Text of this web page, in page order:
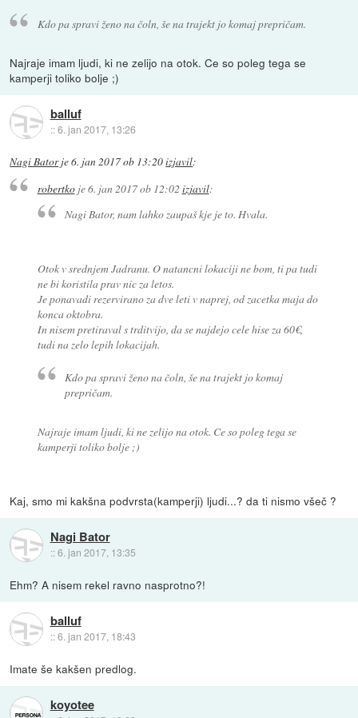
Kdo pa spravi ženo na čoln, še na trajekt jo komaj prepričam.
Najraje imam ljudi, ki ne zelijo na otok. Ce so poleg tega se
kamperji toliko bolje ;)
balluf
::6. jan 2017, 13:26
Nagi Batorje6. jan 2017 ob 13:20izjavil:
robertkoje6. jan 2017 ob 12:02 izjavil:
Nagi Bator, nam lahko zaupaš kje je to. Hvala.
Otok v srednjem Jadranu. O natancni lokaciji ne bom, ti pa tudi
ne bi koristila prav nic za letos.
Je ponavadi rezervirano za dve leti v naprej, od zacetka maja do
konca oktobra.
In nisem pretiraval s trditvijo, da se najdejo cele hise za 60€,
tudi na zelo lepih lokacijah.
Kdo pa spravi ženo na čoln, še na trajekt jo komaj
prepričam.
Najraje imam ljudi, ki ne zelijo na otok. Ce so poleg tega se
kamperji toliko bolje ;)
Kaj, smo mi kakšna podvrsta(kamperji) ljudi...? da ti nismo všeč ?
Nagi Bator
::6. jan 2017, 13:35
Ehm? A nisem rekel ravno nasprotno?!
balluf
::6. jan 2017, 18:43
Imate še kakšen predlog.
koyotee